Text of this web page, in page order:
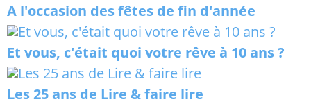
A l'occasion des fêtes de fin d'année
Et vous, c'était quoi votre rêve à 10 ans ?
Les 25 ans de Lire & faire lire